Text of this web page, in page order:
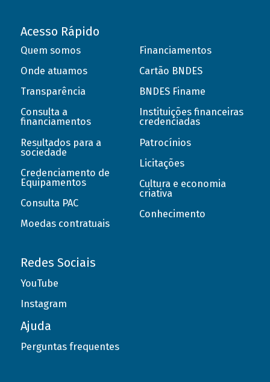
Acesso Rápido
Quem somos
Onde atuamos
Transparência
Consulta a
financiamentos
Resultados para a
sociedade
Credenciamento de
Equipamentos
Consulta PAC
Moedas contratuais
Financiamentos
Cartão BNDES
BNDES Finame
Instituições financeiras
credenciadas
Patrocínios
Licitações
Cultura e economia
criativa
Conhecimento
Redes Sociais
YouTube
Instagram
Ajuda
Perguntas frequentes